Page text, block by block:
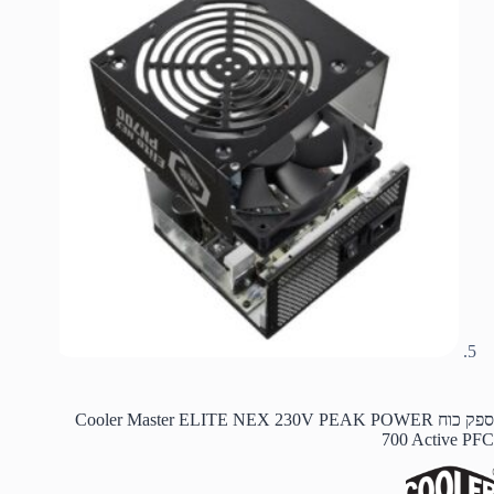
ספק כוח Cooler Master ELITE NEX 230V PEAK POWER
700 Active PFC